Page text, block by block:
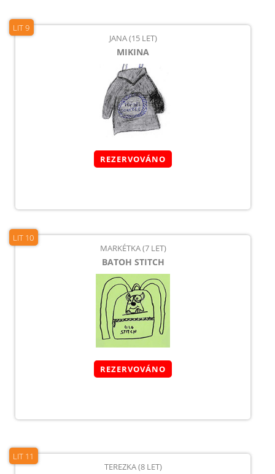
LIT 9
JANA (15 LET)
MIKINA
REZERVOVÁNO
LIT 10
MARKÉTKA (7 LET)
BATOH STITCH
REZERVOVÁNO
LIT 11
TEREZKA (8 LET)